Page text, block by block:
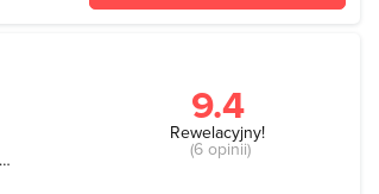
9.4
Rewelacyjny!
(6 opinii)